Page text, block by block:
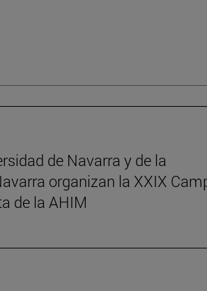
de Navarra y de la
organizan la XXIX
de la AHIM